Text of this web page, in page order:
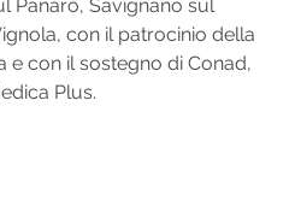
Panaro, Savignano sul
con il patrocinio della
e con il sostegno di Conad,
Plus.